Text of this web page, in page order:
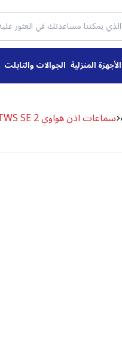
الأجهزة المنزلية الجوالات والتابلت
سماعات اذن هواوي TWS SE 2 لاسلكية، عزل ضوضاء بالذكاء الاصطناعي، ازرق - ULC-CT030